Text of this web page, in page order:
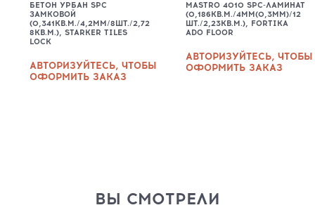
БЕТОН УРБАН SPC
ЗАМКОВОЙ
(0,341КВ.М./4,2ММ/8ШТ./2,72
8КВ.М.), STARKER TILES
LOCK
АВТОРИЗУЙТЕСЬ, ЧТОБЫ
ОФОРМИТЬ ЗАКАЗ
MASTRO 4010 SPC-ЛАМИНАТ
(0,186КВ.М./4ММ(0,3ММ)/12
ШТ./2,23КВ.М.), FORTIKA
ADO FLOOR
АВТОРИЗУЙТЕСЬ, ЧТОБЫ
ОФОРМИТЬ ЗАКАЗ
ВЫ СМОТРЕЛИ